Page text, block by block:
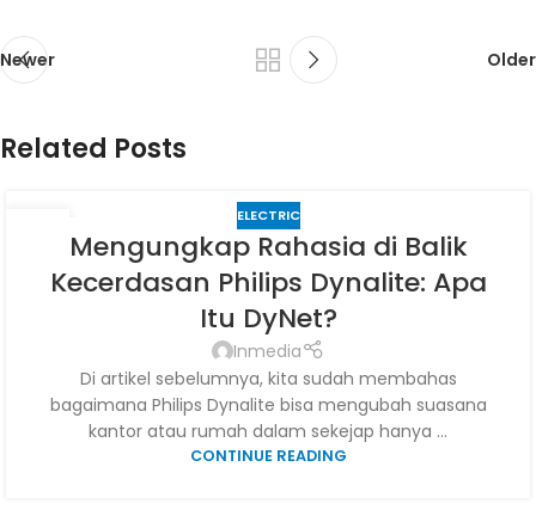
Newer Older
Related Posts
ELECTRIC
Mengungkap Rahasia di Balik
Kecerdasan Philips Dynalite: Apa
Itu DyNet?
Inmedia
Di artikel sebelumnya, kita sudah membahas
bagaimana Philips Dynalite bisa mengubah suasana
kantor atau rumah dalam sekejap hanya ...
CONTINUE READING